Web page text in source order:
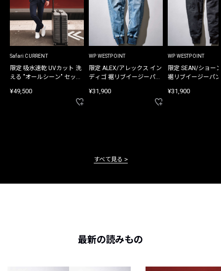
Safari CURRENT
限定 吸水速乾 UVカット 洗
える "オールシーン" セット
¥49,500
WP WESTPOINT
限定 ALEX/アレックス イン
ディゴ 裾リブイージーパン
¥31,900
WP WESTPOINT
限定 SEAN/ショー
裾リブイージーパ
¥31,900
すべて見る
最新の読みもの